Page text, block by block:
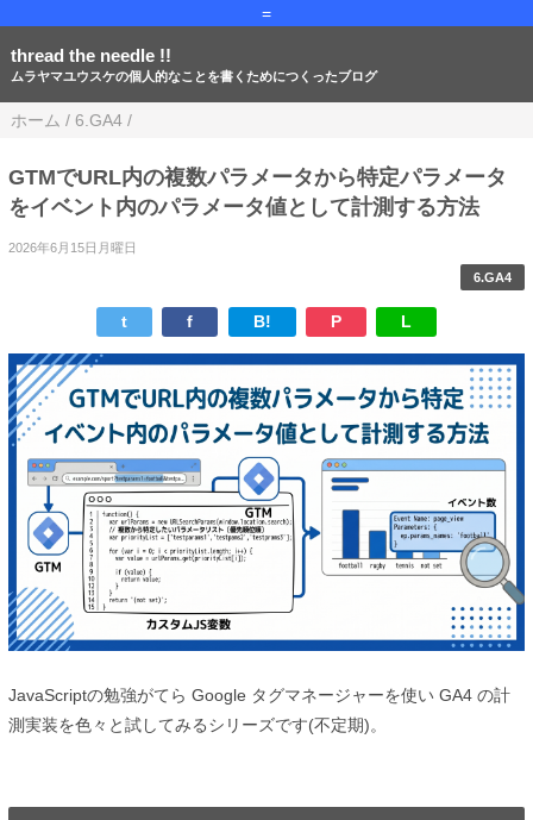
=
thread the needle !!
ムラヤマユウスケの個人的なことを書くためにつくったブログ
ホーム / 6.GA4 /
GTMでURL内の複数パラメータから特定パラメータ
をイベント内のパラメータ値として計測する方法
2026年6月15日月曜日
6.GA4
t f B! P L
JavaScriptの勉強がてら Google タグマネージャーを使い GA4 の計
測実装を色々と試してみるシリーズです(不定期)。